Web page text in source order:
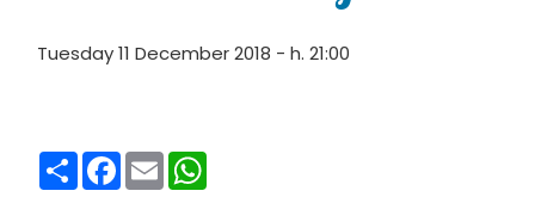
Tuesday 11 December 2018 - h. 21:00
CondividiFacebook
Email